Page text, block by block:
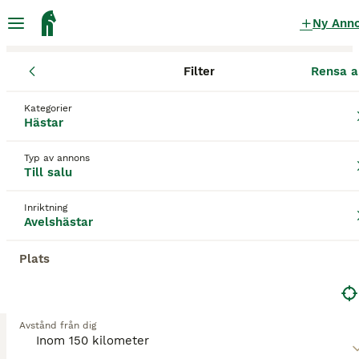
Ny
Filter Rensa
Kategorier
Hästar
Typ av annons
Till salu
Inriktning
Avelshästar
Plats
Avstånd från dig
Avelshästar till salu
Spara sökning
Dräktigt avelssto
Sto10 år
Ålder
170 cm
Höjd Pris